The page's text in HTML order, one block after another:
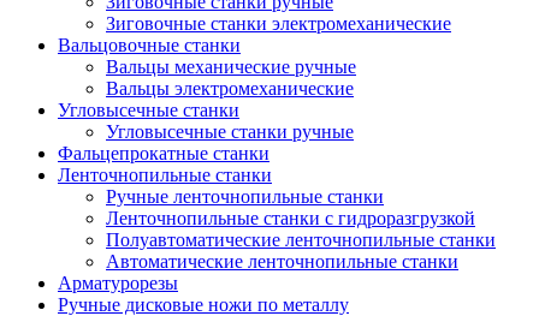
Зиговочные станки электромеханические
Вальцовочные станки
Вальцы механические ручные
Вальцы электромеханические
Угловысечные станки
Угловысечные станки ручные
Фальцепрокатные станки
Ленточнопильные станки
Ручные ленточнопильные станки
Ленточнопильные станки с гидроразгрузкой
Полуавтоматические ленточнопильные станки
Автоматические ленточнопильные станки
Арматурорезы
Ручные дисковые ножи по металлу